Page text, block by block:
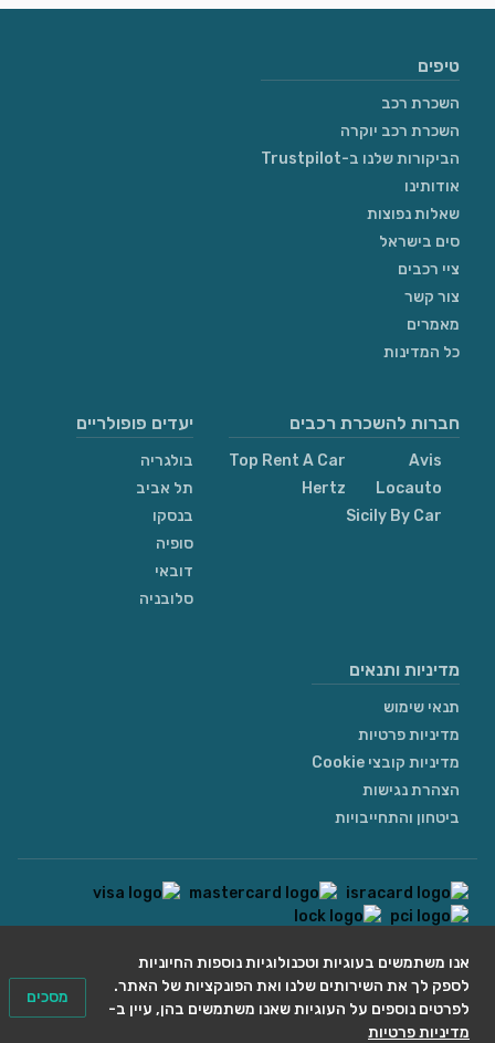
אנו משתמשים בעוגיות וטכנולוגיות נוספות החיוניות
לספק לך את השירותים שלנו ואת הפונקציות של האתר.
לפרטים נוספים על העוגיות שאנו משתמשים בהן, עיין ב-
מדיניות פרטיות
מסכים
טיפים
השכרת רכב
השכרת רכב יוקרה
הביקורות שלנו ב-Trustpilot
אודותינו
שאלות נפוצות
סים בישראל
ציי רכבים
צור קשר
מאמרים
כל המדינות
חברות להשכרת רכבים
Avis
Locauto
Sicily By Car
Top Rent A Car
Hertz
יעדים פופולריים
בולגריה
תל אביב
בנסקו
סופיה
דובאי
סלובניה
מדיניות ותנאים
תנאי שימוש
מדיניות פרטיות
מדיניות קובצי Cookie
הצהרת נגישות
ביטחון והתחייבויות
contact@we4rent.com
© 2020 www.we4rent.com
N1 Creative